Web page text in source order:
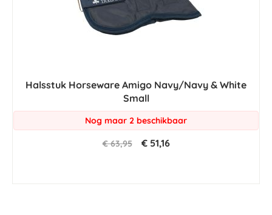
Halsstuk Horseware Amigo Navy/Navy & White
Small
Nog maar 2 beschikbaar
€ 63,95 € 51,16